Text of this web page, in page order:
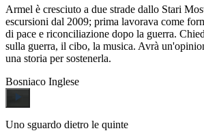
Armel è cresciuto a due strade dallo Stari
escursioni dal 2009; prima lavorava come
di pace e riconciliazione dopo la guerra.
sulla guerra, il cibo, la musica. Avrà
una storia per sostenerla.
Bosniaco Inglese
Uno sguardo dietro le quinte